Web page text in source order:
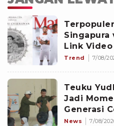
Singapura
Link Video
hingga
Trend 7/08/
Teuku
Jadi
Generasi
News 7/08/